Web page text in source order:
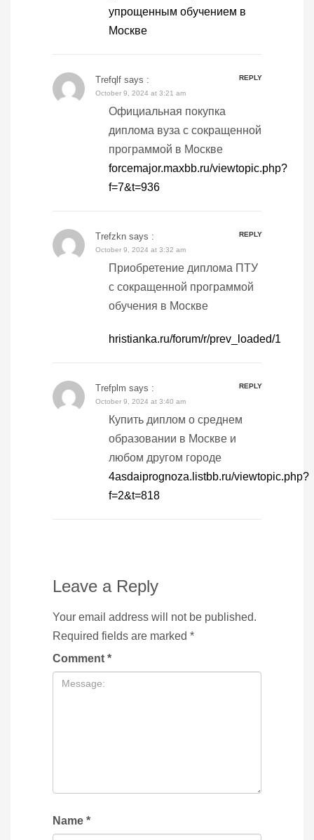
упрощенным обучением в
Москве
Trefqlf says :
REPLY
October 9, 2024 at 3:21 am
Официальная покупка
диплома вуза с сокращенной
программой в Москве
forcemajor.maxbb.ru/viewtopic.php?
f=7&t=936
Trefzkn says :
REPLY
October 9, 2024 at 3:32 am
Приобретение диплома ПТУ
с сокращенной программой
обучения в Москве
hristianka.ru/forum/r/prev_loaded/1
Trefplm says :
REPLY
October 9, 2024 at 3:40 am
Купить диплом о среднем
образовании в Москве и
любом другом городе
4asdaiprognoza.listbb.ru/viewtopic.php?
f=2&t=818
Leave a Reply
Your email address will not be published.
Required fields are marked *
Comment *
Name *